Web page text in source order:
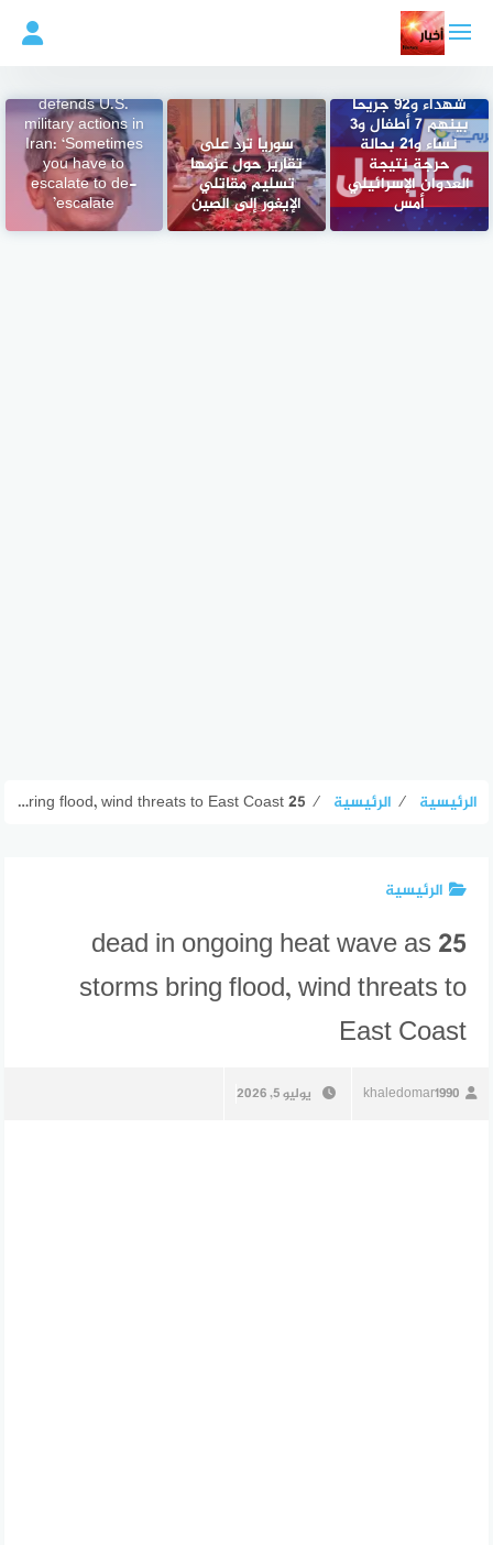
المحتوى
شهداء و92 جريحا
بينهم 7 أطفال و3
نساء و21 بحالة
حرجة نتيجة
العدوان الإسرائيلي
أمس
سوريا ترد على
تقارير حول عزمها
تسليم مقاتلي
الإيغور إلى الصين
defends U.S.
military actions in
Iran: ‘Sometimes
you have to
escalate to de-
escalate’
الرئيسية ⁄ الرئيسية ⁄
25 dead in ongoing heat wave as storms bring flood, wind threats to East Coast
الرئيسية
25 dead in ongoing heat wave as
storms bring flood, wind threats to
East Coast
khaledomar1990 يوليو 5, 2026